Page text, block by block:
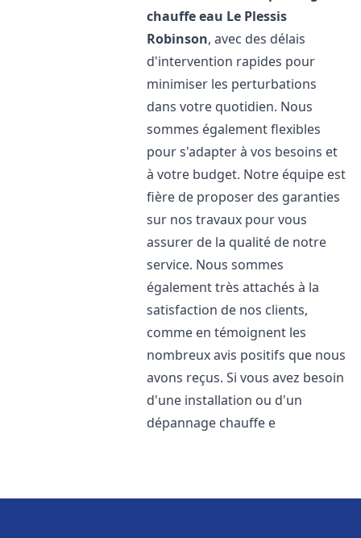
chauffe eau Le Plessis
Robinson, avec des délais
d'intervention rapides pour
minimiser les perturbations
dans votre quotidien. Nous
sommes également flexibles
pour s'adapter à vos besoins et
à votre budget. Notre équipe est
fière de proposer des garanties
sur nos travaux pour vous
assurer de la qualité de notre
service. Nous sommes
également très attachés à la
satisfaction de nos clients,
comme en témoignent les
nombreux avis positifs que nous
avons reçus. Si vous avez besoin
d'une installation ou d'un
dépannage chauffe e